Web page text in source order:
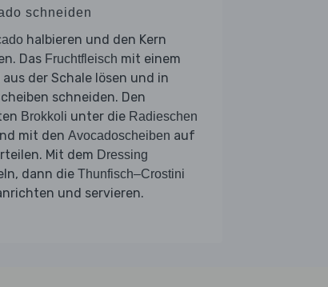
schneiden
halbieren und den Kern
Das Fruchtfleisch mit einem
aus der Schale lösen und in
schneiden. Den
Brokkoli unter die Radieschen
mit den Avocadoscheiben auf
Mit dem Dressing
dann die Thunfisch–Crostini
und servieren.